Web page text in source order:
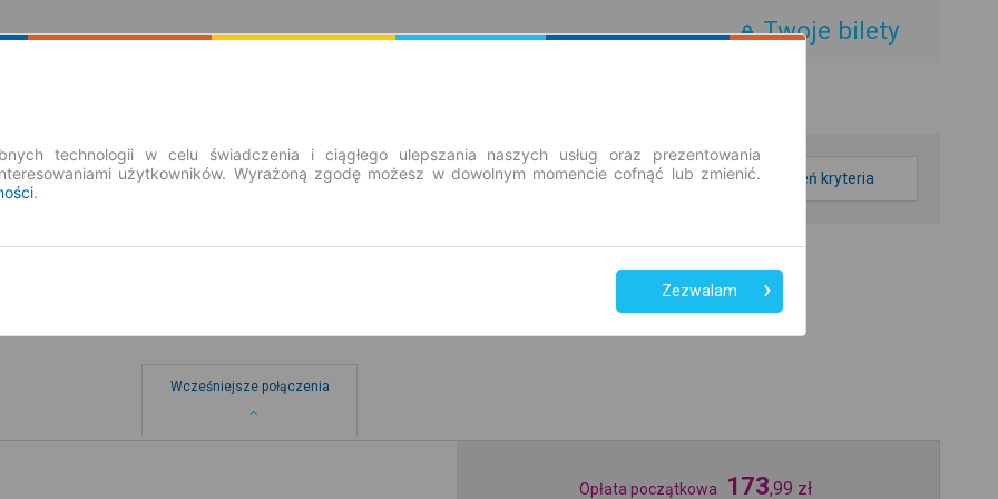
Twoje bilety
zmień kryteria
Wcześniejsze połączenia
Opłata początkowa 173,99 zł
technologii w celu świadczenia i ciągłego ulepszania naszych usług oraz prezentowania
użytkowników. Wyrażoną zgodę możesz w dowolnym momencie cofnąć lub zmienić.
.
Zezwalam